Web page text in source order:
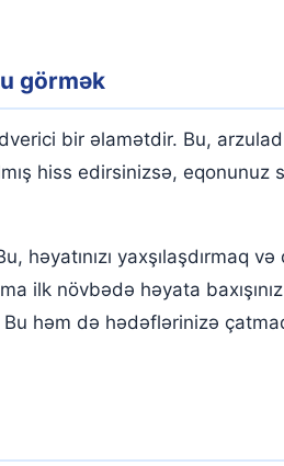
görmək
bir əlamətdir. Bu,
hiss edirsinizsə, eqonunuz
yaxşılaşdırmaq və
ilk növbədə həyata
Bu həm də hədəflərinizə